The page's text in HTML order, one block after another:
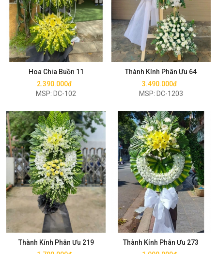
Hoa Chia Buồn 11
2.390.000đ
MSP: DC-102
Mua ngay
Thành Kính Phân Ưu 64
3.490.000đ
MSP: DC-1203
Mua ngay
Thành Kính Phân Ưu 219
Mua ngay
Thành Kính Phân Ưu 273
Mua ngay